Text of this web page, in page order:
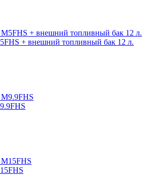
+ внешний топливный бак 12 л.